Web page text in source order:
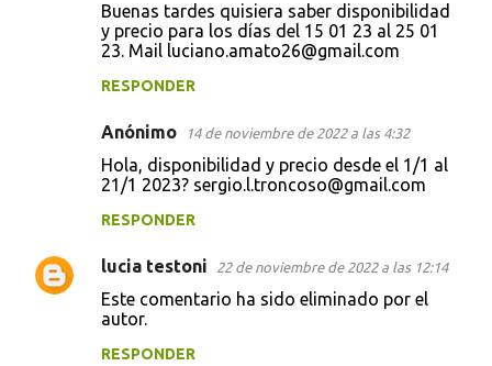
Buenas tardes quisiera saber disponibilidad
y precio para los días del 15 01 23 al 25 01
23. Mail luciano.amato26@gmail.com
RESPONDER
Anónimo 14 de noviembre de 2022 a las 4:32
Hola, disponibilidad y precio desde el 1/1 al
21/1 2023? sergio.l.troncoso@gmail.com
RESPONDER
lucia testoni 22 de noviembre de 2022 a las 12:14
Este comentario ha sido eliminado por el
autor.
RESPONDER